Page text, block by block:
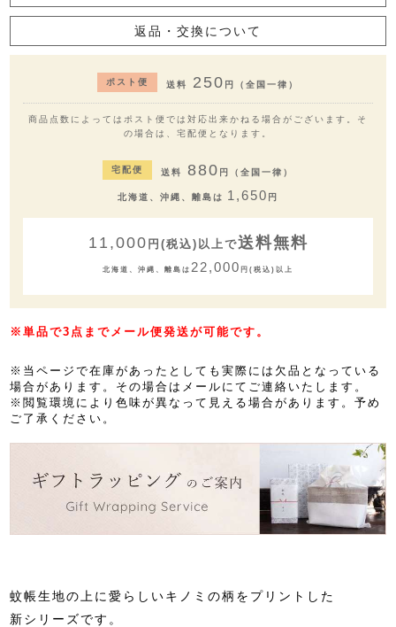
返品・交換について
ポスト便 送料 250 円（全国一律）
商品点数によってはポスト便では対応出来かねる場合がございます。そ
の場合は、宅配便となります。
宅配便 送料 880 円（全国一律）
北海道、沖縄、離島は 1,650 円
11,000 円(税込)以上で送料無料
北海道、沖縄、離島は 22,000 円(税込)以上
※単品で3点までメール便発送が可能です。
※当ページで在庫があったとしても実際には欠品となっている
場合があります。その場合はメールにてご連絡いたします。
※閲覧環境により色味が異なって見える場合があります。予め
ご了承ください。
蚊帳生地の上に愛らしいキノミの柄をプリントした
新シリーズです。